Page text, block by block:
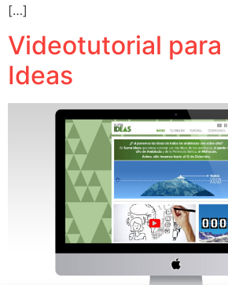
[…]
Videotutorial para
Ideas